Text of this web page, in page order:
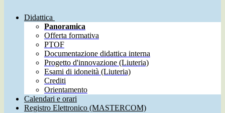
Didattica
Panoramica
Offerta formativa
PTOF
Documentazione didattica interna
Progetto d'innovazione (Liuteria)
Esami di idoneità (Liuteria)
Crediti
Orientamento
Calendari e orari
Registro Elettronico (MASTERCOM)